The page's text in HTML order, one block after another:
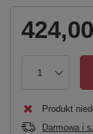
Produkt
Darmowa i